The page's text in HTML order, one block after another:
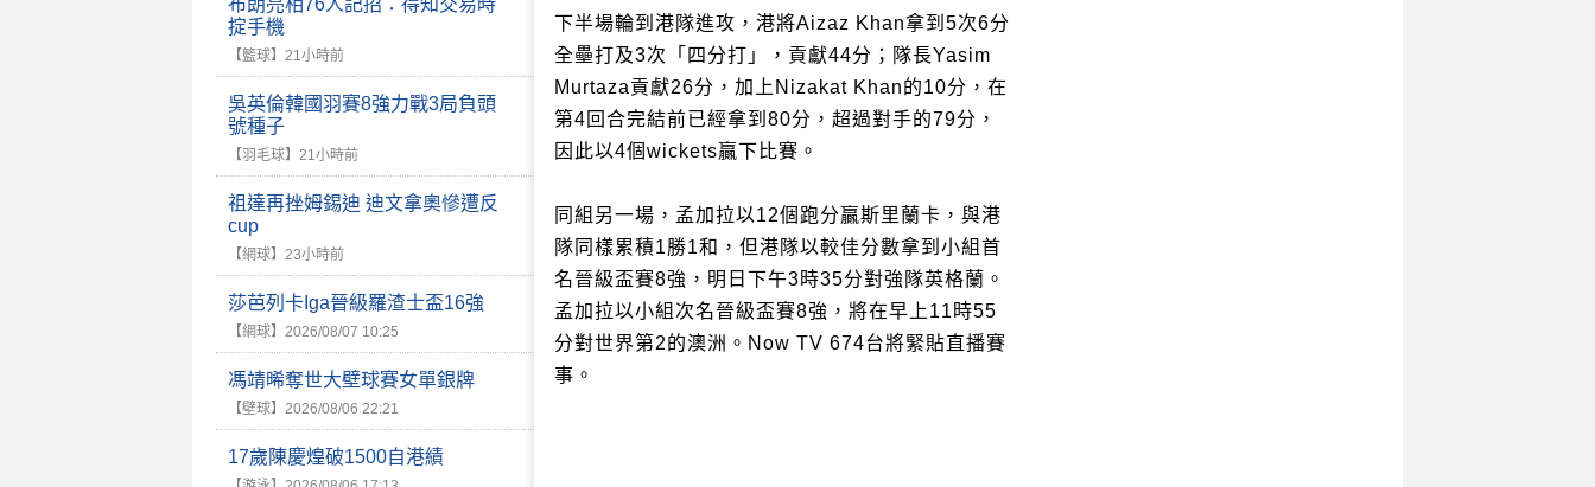
布朗亮相76人記招：得知交易時
掟手機
【籃球】 21小時前
吳英倫韓國羽賽8強力戰3局負頭
號種子
【羽毛球】 21小時前
祖達再挫姆錫迪 迪文拿奧慘遭反
cup
【網球】 23小時前
莎芭列卡Iga晉級羅渣士盃16強
【網球】 2026/08/07 10:25
馮靖晞奪世大壁球賽女單銀牌
【壁球】 2026/08/06 22:21
17歲陳慶煌破1500自港績
下半場輪到港隊進攻，港將Aizaz Khan拿到5次6分
全壘打及3次「四分打」，貢獻44分；隊長Yasim
Murtaza貢獻26分，加上Nizakat Khan的10分，在
第4回合完結前已經拿到80分，超過對手的79分，
因此以4個wickets贏下比賽。
同組另一場，孟加拉以12個跑分贏斯里蘭卡，與港
隊同樣累積1勝1和，但港隊以較佳分數拿到小組首
名晉級盃賽8強，明日下午3時35分對強隊英格蘭。
孟加拉以小組次名晉級盃賽8強，將在早上11時55
分對世界第2的澳洲。Now TV 674台將緊貼直播賽
事。